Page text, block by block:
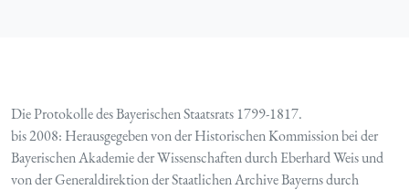
Die Protokolle des Bayerischen Staatsrats 1799-1817.
bis 2008: Herausgegeben von der Historischen Kommission bei der
Bayerischen Akademie der Wissenschaften durch Eberhard Weis und
von der Generaldirektion der Staatlichen Archive Bayerns durch